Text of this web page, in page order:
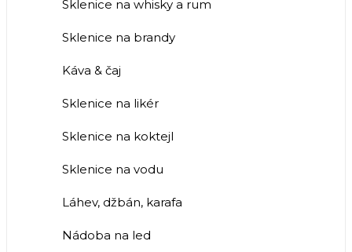
Sklenice na whisky a rum
Sklenice na brandy
Káva & čaj
Sklenice na likér
Sklenice na koktejl
Sklenice na vodu
Láhev, džbán, karafa
Nádoba na led